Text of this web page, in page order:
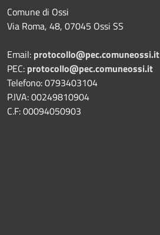
Comune di Ossi
Via Roma, 48, 07045 Ossi SS
Email: protocollo@pec.comuneossi.it
PEC: protocollo@pec.comuneossi.it
Telefono: 0793403104
P.IVA: 00249810904
C.F: 00094050903